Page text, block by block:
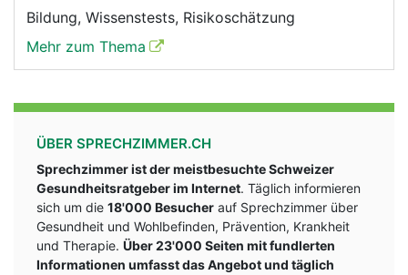
Bildung, Wissenstests, Risikoschätzung
Mehr zum Thema
ÜBER SPRECHZIMMER.CH
Sprechzimmer ist der meistbesuchte Schweizer
Gesundheitsratgeber im Internet. Täglich informieren
sich um die 18'000 Besucher auf Sprechzimmer über
Gesundheit und Wohlbefinden, Prävention, Krankheit
und Therapie. Über 23'000 Seiten mit fundlerten
Informationen umfasst das Angebot und täglich